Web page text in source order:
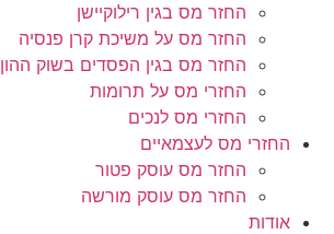
החזר מס בגין רילוקיישן
החזר מס על משיכת קרן פנסיה
החזר מס בגין הפסדים בשוק ההון
החזרי מס על תרומות
החזרי מס לנכים
החזרי מס לעצמאיים
החזר מס עוסק פטור
החזר מס עוסק מורשה
אודות